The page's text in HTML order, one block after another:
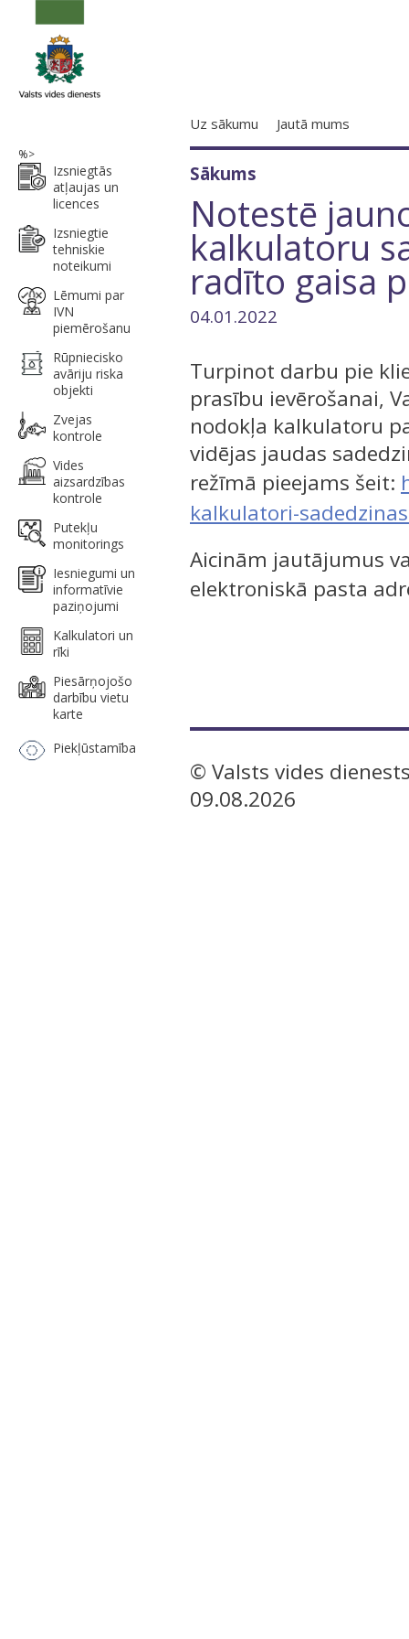
Uz sākumu Jautā mums
%>
Izsniegtās
atļaujas un
licences
Izsniegtie
tehniskie
noteikumi
Lēmumi par
IVN
piemērošanu
Rūpniecisko
avāriju riska
objekti
Zvejas
kontrole
Vides
aizsardzības
kontrole
Putekļu
monitorings
Iesniegumi un
informatīvie
paziņojumi
Kalkulatori un
rīki
Piesārņojošo
darbību vietu
karte
Piekļūstamība
Sākums
Notestē
kalkulatoru
radīto gaisa
04.01.2022
Turpinot darbu pie
prasību ievērošanai,
nodokļa kalkulatoru
vidējas jaudas
režīmā pieejams šeit:
kalkulatori-
Aicinām jautājumus
elektroniskā pasta
© Valsts vides
09.08.2026